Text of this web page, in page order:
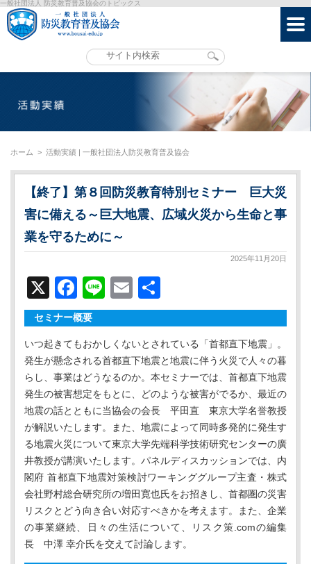
一般社団法人 防災教育普及協会のトピックス
ホーム > 活動実績 | 一般社団法人防災教育普及協会
【終了】第８回防災教育特別セミナー 巨⼤災
害に備える～巨⼤地震、広域⽕災から⽣命と事
業を守るために～
2025年11月20日
X Facebook
LineEmail
有
セミナー概要
いつ起きてもおかしくないとされている「首都直下地震」。
発生が懸念される首都直下地震と地震に伴う火災で⼈々の暮
らし、事業はどうなるのか。本セミナーでは、首都直下地震
発生の被害想定をもとに、どのような被害がでるか、最近の
地震の話とともに当協会の会⻑ 平⽥直 東京大学名誉教授
が解説いたします。また、地震によって同時多発的に発生す
る地震火災について東京大学先端科学技術研究センターの廣
井教授が講演いたします。パネルディスカッションでは、内
閣府 首都直下地震対策検討ワーキンググループ主査・株式
会社野村総合研究所の増⽥寛也氏をお招きし、首都圏の災害
リスクとどう向き合い対応すべきかを考えます。また、企業
の事業継続、⽇々の生活について、リスク策.comの編集
⻑ 中澤 幸介氏を交えて討論します。